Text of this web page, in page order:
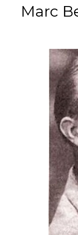
Marc